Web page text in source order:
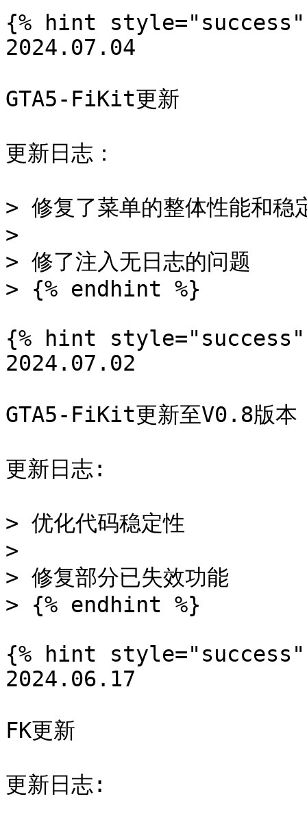
{% hint style="success"
2024.07.04
GTA5-FiKit更新
更新日志：
> 修复了菜单的整体性能和稳
>
> 修了注入无日志的问题
> {% endhint %}
{% hint style="success"
2024.07.02
GTA5-FiKit更新至V0.8版本
更新日志:
> 优化代码稳定性
>
> 修复部分已失效功能
> {% endhint %}
{% hint style="success"
2024.06.17
FK更新
更新日志: